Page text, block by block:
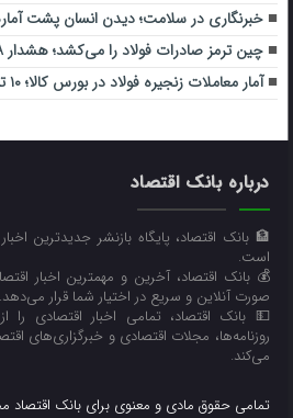
خبرنگاری در سلامت؛ دیدن انسان پشت
چین ترمز صادرات فولاد را می‌کشد؛ هشدار CISA به فولادسازان
آمار معاملات زنجیره فولاد در بورس کالا؛ ۱۰ تا ۱۴ مرداد ۱۴۰۵
درباره بانک اقتصاد
🏦 بانک اقتصاد، پایگاه بازنشر جدیدترین
است.
💰 بانک اقتصاد، آخرین و مهمترین اخبار
صورت آنلاین و سریع در اختیار شما قرار می‌‌دهد.
💵 بانک اقتصاد، تمامی اخبار اقتصادی را
روزنامه‌ها، مجلات اقتصادی و خبرگزاری‌های
می‌کند.
تمامی حقوق مادی و معنوی برای بانک اقتصاد